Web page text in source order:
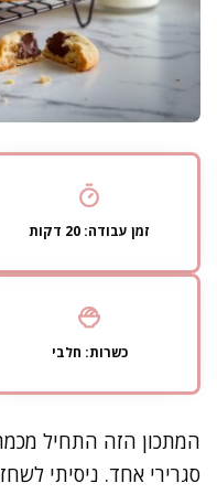
זמן עבודה: 20 דקות
כשרות: חלבי
המתכון הזה התחיל
סגרירי אחד. ניסיתי